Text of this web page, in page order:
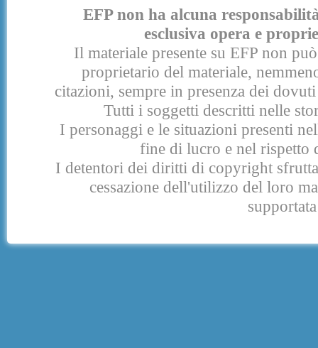
EFP non ha alcuna
esclusiva opera e
Il materiale presente su EFP non
proprietario del materiale,
citazioni, sempre in presenza dei
Tutti i soggetti descritti nelle
I personaggi e le situazioni presenti
fine di lucro e nel rispetto
I detentori dei diritti di copyright
cessazione dell'utilizzo del loro